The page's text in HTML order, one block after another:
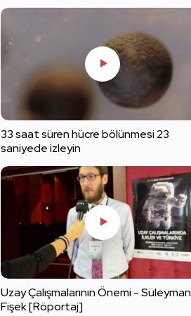
33 saat süren hücre bölünmesi 23
saniyede izleyin
Uzay Çalışmalarının Önemi - Süleyman
Fişek [Röportaj]